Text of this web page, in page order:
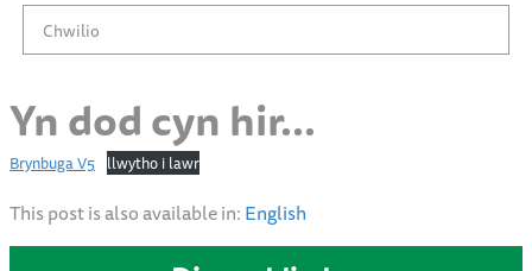
Yn dod cyn hir…
Brynbuga V5 llwytho i lawr
This post is also available in:English